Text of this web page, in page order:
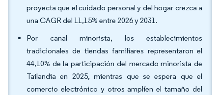
proyecta que el cuidado personal y del hogar crezca a
una CAGR del 11,15% entre 2026 y 2031.
Por canal minorista, los establecimientos
tradicionales de tiendas familiares representaron el
44,10% de la participación del mercado minorista de
Tailandia en 2025, mientras que se espera que el
comercio electrónico y otros amplíen el tamaño del